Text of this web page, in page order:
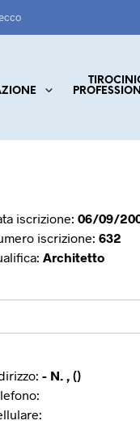
iscrizione: 06/09/
iscrizione: 632
Architetto
- N. , ()